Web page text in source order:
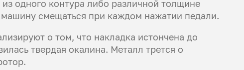
одного контура либо различной толщине
машину смещаться при каждом нажатии педали.
о том, что накладка истончена до
твердая окалина. Металл трется о